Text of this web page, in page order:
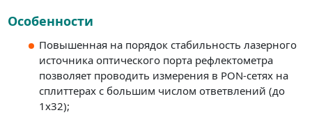
Особенности
Повышенная на порядок стабильность лазерного
источника оптического порта рефлектометра
позволяет проводить измерения в PON-сетях на
сплиттерах с большим числом ответвлений (до
1х32);